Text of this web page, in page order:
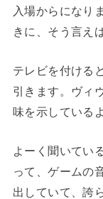
入場からになり
きに、そう言え
テレビを付ける
引きます。ヴィ
味を示している
よーく聞いてい
って、ゲームの
出していて、誇